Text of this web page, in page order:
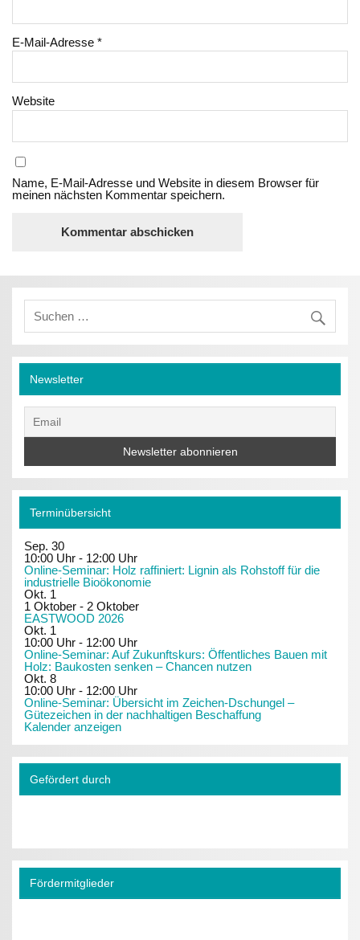
E-Mail-Adresse*
Website
Name, E-Mail-Adresse und Website in diesem Browser für
meinen nächsten Kommentar speichern.
Newsletter
Terminübersicht
Sep.30
10:00 Uhr - 12:00 Uhr
Online-Seminar: Holz raffiniert: Lignin als Rohstoff für die
industrielle Bioökonomie
Okt. 1
1 Oktober - 2 Oktober
EASTWOOD 2026
Okt. 1
10:00 Uhr - 12:00 Uhr
Online-Seminar: Auf Zukunftskurs: Öffentliches Bauen mit
Holz: Baukosten senken – Chancen nutzen
Okt.8
10:00 Uhr - 12:00 Uhr
Online-Seminar: Übersicht im Zeichen-Dschungel –
Gütezeichen in der nachhaltigen Beschaffung
Kalender anzeigen
Gefördert durch
Fördermitglieder